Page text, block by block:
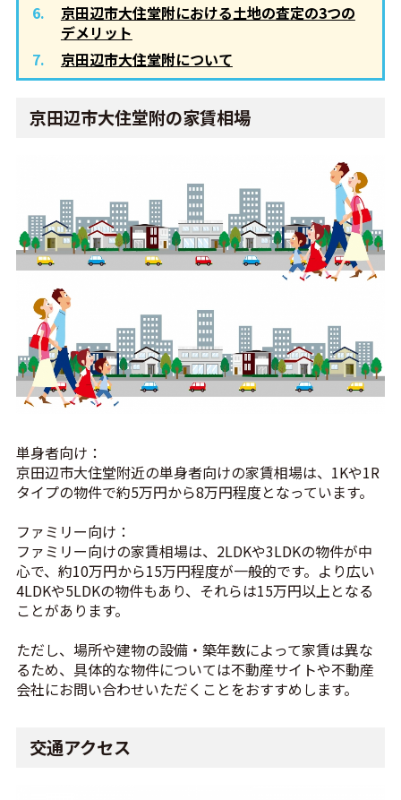
京田辺市大住堂附における土地の査定の3つの
デメリット
京田辺市大住堂附について
京田辺市大住堂附の家賃相場
単身者向け：
京田辺市大住堂附近の単身者向けの家賃相場は、1Kや1R
タイプの物件で約5万円から8万円程度となっています。
ファミリー向け：
ファミリー向けの家賃相場は、2LDKや3LDKの物件が中
心で、約10万円から15万円程度が一般的です。より広い
4LDKや5LDKの物件もあり、それらは15万円以上となる
ことがあります。
ただし、場所や建物の設備・築年数によって家賃は異な
るため、具体的な物件については不動産サイトや不動産
会社にお問い合わせいただくことをおすすめします。
交通アクセス